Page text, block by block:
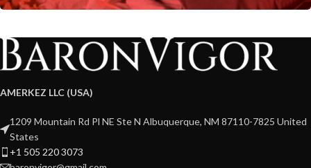
AMERKEZ LLC (USA)
1209 Mountain Rd Pl NE Ste N Albuquerque, NM 87110-7825 United
States
+1 505 220 3073